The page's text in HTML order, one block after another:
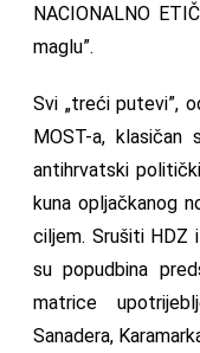
NACIONALNO
maglu”.
Svi „treći putevi”,
MOST-a, klasičan
antihrvatski
kuna opljačkanog
ciljem. Srušiti HDZ
su popudbina
matrice
Sanadera,